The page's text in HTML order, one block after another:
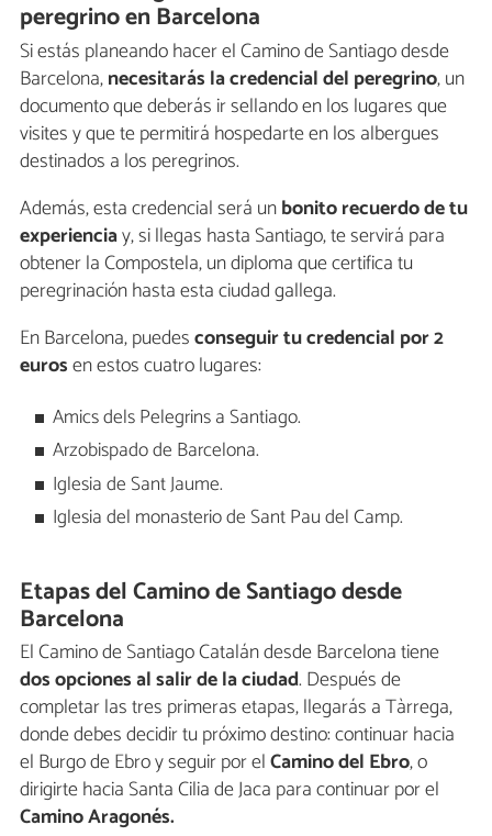
peregrino en Barcelona
Si estás planeando hacer el Camino de Santiago desde
Barcelona,necesitarás la credencial del peregrino, un
documento que deberás ir sellando en los lugares que
visites y que te permitirá hospedarte en los albergues
destinados a los peregrinos.
Además, esta credencial será unbonito recuerdo de tu
experienciay, si llegas hasta Santiago, te servirá para
obtener la Compostela, un diploma que certifica tu
peregrinación hasta esta ciudad gallega.
En Barcelona, puedesconseguir tu credencial por 2
eurosen estos cuatro lugares:
Amics dels Pelegrins a Santiago.
Arzobispado de Barcelona.
Iglesia de Sant Jaume.
Iglesia del monasterio de Sant Pau del Camp.
Etapas del Camino de Santiago desde
Barcelona
El Camino de Santiago Catalán desde Barcelona tiene
dos opciones al salir de la ciudad. Después de
completar las tres primeras etapas, llegarás a Tàrrega,
donde debes decidir tu próximo destino: continuar hacia
el Burgo de Ebro y seguir por elCamino del Ebro, o
dirigirte hacia Santa Cilia de Jaca para continuar por el
Camino Aragonés.